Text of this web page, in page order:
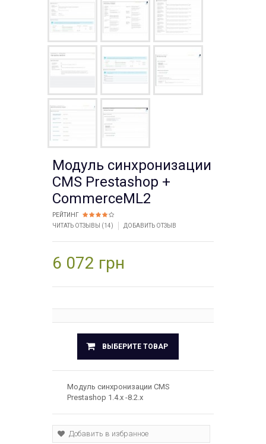
Модуль синхронизации
CMS Prestashop +
CommerceML2
РЕЙТИНГ
ЧИТАТЬ ОТЗЫВЫ (14) ДОБАВИТЬ ОТЗЫВ
6 072 грн
ВЫБЕРИТЕ ТОВАР
Модуль синхронизации CMS
Prestashop 1.4.x -8.2.х
Добавить в избранное